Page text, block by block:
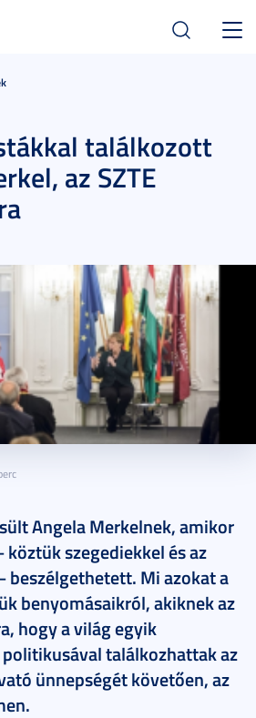
találkozott
az SZTE
Angela Merkelnek, amikor
szegediekkel és az
beszélgethetett. Mi azokat a
benyomásaikról, akiknek az
hogy a világ egyik
találkozhattak az
ünnepségét követően, az